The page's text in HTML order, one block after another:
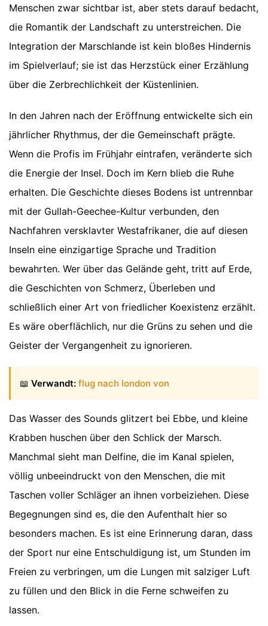
Menschen zwar sichtbar ist, aber stets darauf bedacht,
die Romantik der Landschaft zu unterstreichen. Die
Integration der Marschlande ist kein bloßes Hindernis
im Spielverlauf; sie ist das Herzstück einer Erzählung
über die Zerbrechlichkeit der Küstenlinien.
In den Jahren nach der Eröffnung entwickelte sich ein
jährlicher Rhythmus, der die Gemeinschaft prägte.
Wenn die Profis im Frühjahr eintrafen, veränderte sich
die Energie der Insel. Doch im Kern blieb die Ruhe
erhalten. Die Geschichte dieses Bodens ist untrennbar
mit der Gullah-Geechee-Kultur verbunden, den
Nachfahren versklavter Westafrikaner, die auf diesen
Inseln eine einzigartige Sprache und Tradition
bewahrten. Wer über das Gelände geht, tritt auf Erde,
die Geschichten von Schmerz, Überleben und
schließlich einer Art von friedlicher Koexistenz erzählt.
Es wäre oberflächlich, nur die Grüns zu sehen und die
Geister der Vergangenheit zu ignorieren.
📖 Verwandt: flug nach london von
Das Wasser des Sounds glitzert bei Ebbe, und kleine
Krabben huschen über den Schlick der Marsch.
Manchmal sieht man Delfine, die im Kanal spielen,
völlig unbeeindruckt von den Menschen, die mit
Taschen voller Schläger an ihnen vorbeiziehen. Diese
Begegnungen sind es, die den Aufenthalt hier so
besonders machen. Es ist eine Erinnerung daran, dass
der Sport nur eine Entschuldigung ist, um Stunden im
Freien zu verbringen, um die Lungen mit salziger Luft
zu füllen und den Blick in die Ferne schweifen zu
lassen.